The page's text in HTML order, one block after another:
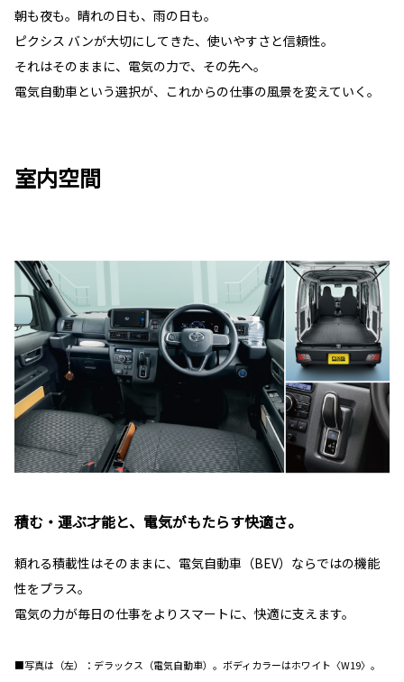
朝も夜も。晴れの日も、雨の日も。
ピクシス バンが大切にしてきた、使いやすさと信頼性。
それはそのままに、電気の力で、その先へ。
電気自動車という選択が、これからの仕事の風景を変えていく。
室内空間
積む・運ぶ才能と、電気がもたらす快適さ。
頼れる積載性はそのままに、電気自動車（BEV）ならではの機能
性をプラス。
電気の力が毎日の仕事をよりスマートに、快適に支えます。
■写真は（左）：デラックス（電気自動車）。ボディカラーはホワイト〈W19〉。